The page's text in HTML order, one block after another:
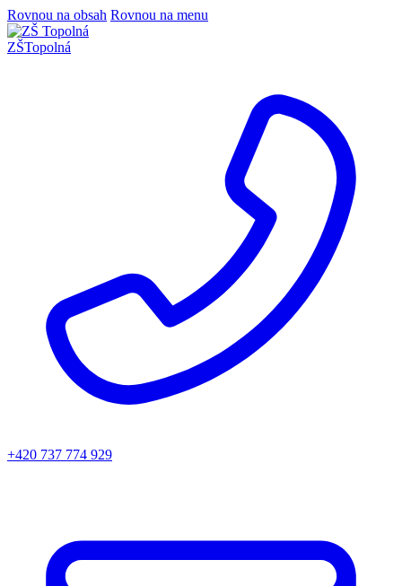
Rovnou na obsah Rovnou na menu
ZŠTopolná
+420 737 774 929